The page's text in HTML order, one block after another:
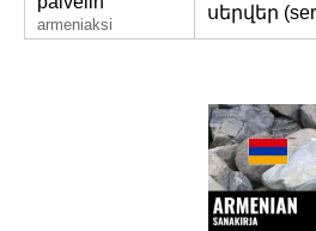
armeniaksi
սերվեր